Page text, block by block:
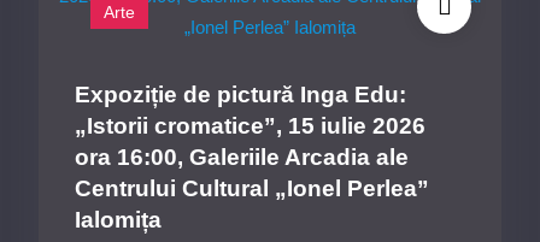
15
ora16:30,
Arte
Expoziție de pictură Inga Edu:
„Istorii cromatice”, 15 iulie 2026
ora 16:00, Galeriile Arcadia ale
Centrului Cultural „Ionel Perlea”
Ialomița